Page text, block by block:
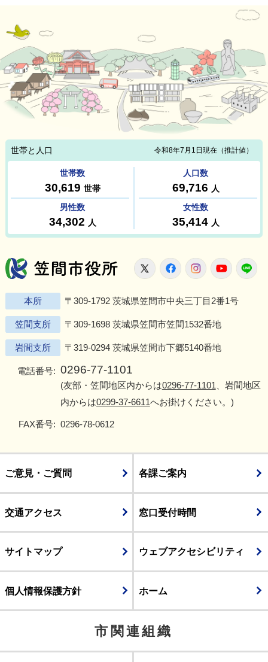
笠間市役所
X FacebookInstagram
本所 〒309-1792 茨城県笠間市中央三丁目2番1号
笠間支所 〒309-1698 茨城県笠間市笠間1532番地
岩間支所 〒319-0294 茨城県笠間市下郷5140番地
電話番号: 0296-77-1101
(友部・笠間地区内からは0296-77-1101 、岩間地区
内からは0299-37-6611へお掛けください。)
FAX番号: 0296-78-0612
ご意見・ご質問 各課ご案内
交通アクセス 窓口受付時間
サイトマップ ウェブアクセシビリティ
個人情報保護方針 ホーム
市関連組織